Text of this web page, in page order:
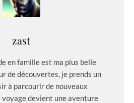
zast
en famille est ma plus belle
de découvertes, je prends un
à parcourir de nouveaux
voyage devient une aventure